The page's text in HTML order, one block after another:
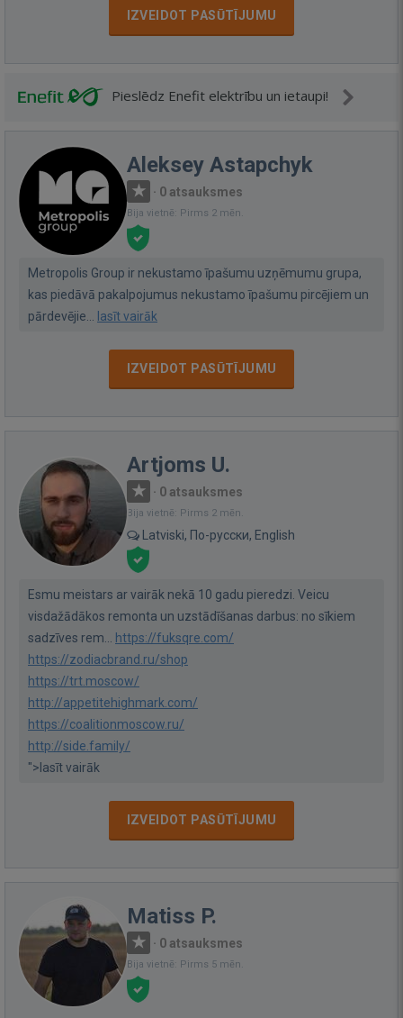
IZVEIDOT PASŪTĪJUMU
Pieslēdz Enefit elektrību un ietaupi!
Aleksey Astapchyk
· 0 atsauksmes
Bija vietnē: Pirms 2 mēn.
Metropolis Group ir nekustamo īpašumu uzņēmumu grupa,
kas piedāvā pakalpojumus nekustamo īpašumu pircējiem un
pārdevējie... lasīt vairāk
IZVEIDOT PASŪTĪJUMU
Artjoms U.
· 0 atsauksmes
Bija vietnē: Pirms 2 mēn.
Latviski, По-русски, English
Esmu meistars ar vairāk nekā 10 gadu pieredzi. Veicu
visdažādākos remonta un uzstādīšanas darbus: no sīkiem
sadzīves rem... https://fuksqre.com/
https://zodiacbrand.ru/shop
https://trt.moscow/
http://appetitehighmark.com/
https://coalitionmoscow.ru/
http://side.family/
">lasīt vairāk
IZVEIDOT PASŪTĪJUMU
Matiss P.
· 0 atsauksmes
Bija vietnē: Pirms 5 mēn.